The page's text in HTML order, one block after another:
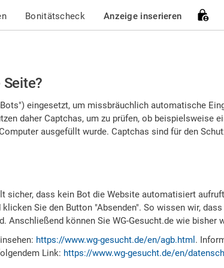
Bonitätscheck Anzeige inserieren
eingesetzt, um missbräuchlich automatische
daher Captchas, um zu prüfen, ob beispielsweise
ausgefüllt wurde. Captchas sind für den
sicher, dass kein Bot die Website automatisiert
Sie den Button "Absenden". So wissen wir,
Anschließend können Sie WG-Gesucht.de wie bisher
https://www.wg-gesucht.de/en/agb.html .
Link: https://www.wg-gesucht.de/en/